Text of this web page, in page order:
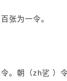
张为一令。
。朝（zh乷 ）